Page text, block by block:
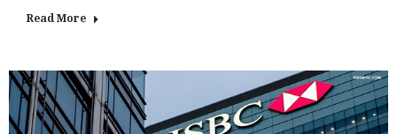
Read More